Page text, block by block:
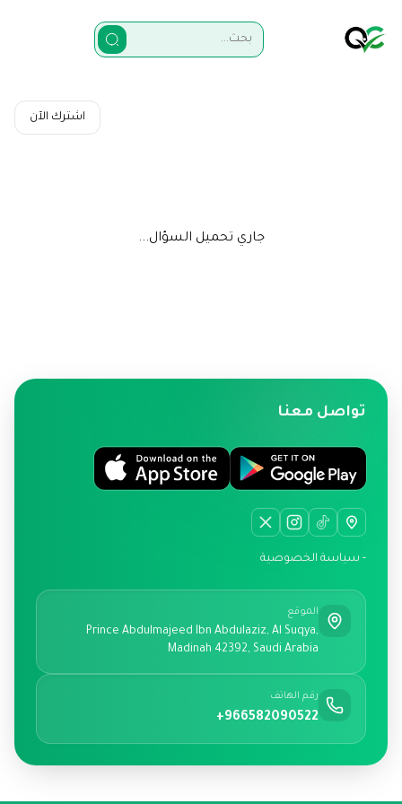
اشترك الآن
جاري تحميل السؤال...
تواصل معنا
- سياسة الخصوصية
الموقع
Prince Abdulmajeed Ibn Abdulaziz, Al Suqya,
Madinah 42392, Saudi Arabia
رقم الهاتف
+966582090522